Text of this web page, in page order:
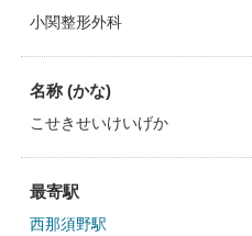
小関整形外科
名称 (かな)
こせきせいけいげか
最寄駅
西那須野駅